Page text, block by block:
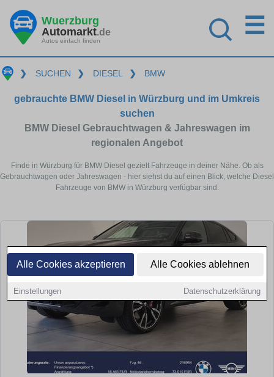
Alle Cookies akzeptieren Alle Cookies ablehnen
Einstellungen Datenschutzerklärung
Wuerzburg
Automarkt.de
Autos einfach finden
☰
❯ SUCHEN ❯ DIESEL ❯ BMW
gebrauchte BMW Diesel in Würzburg und im Umkreis
suchen
BMW Diesel Gebrauchtwagen & Jahreswagen im
regionalen Angebot
Finde in Würzburg für BMW Diesel gezielt Fahrzeuge in deiner Nähe. Ob als
Gebrauchtwagen oder Jahreswagen - hier siehst du auf einen Blick, welche Diesel
Fahrzeuge von BMW in Würzburg verfügbar sind.